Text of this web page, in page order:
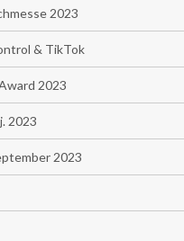
2023
& TikTok
2023
2023
2023